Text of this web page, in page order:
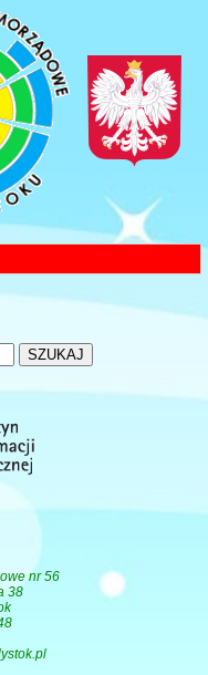
SZUKAJ
nr 56
38